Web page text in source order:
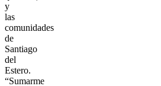
y
las
comunidades
de
Santiago
del
Estero.
“Sumarme